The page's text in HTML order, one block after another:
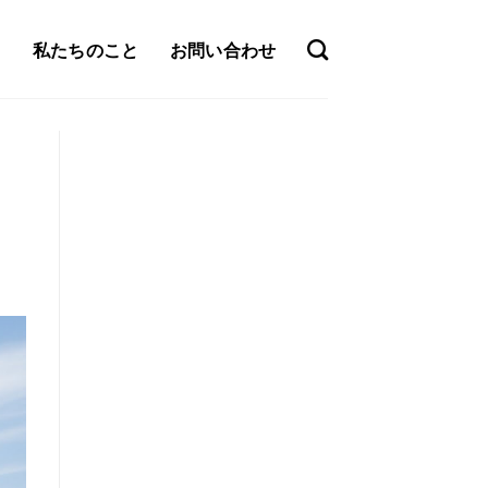
私たちのこと お問い合わせ